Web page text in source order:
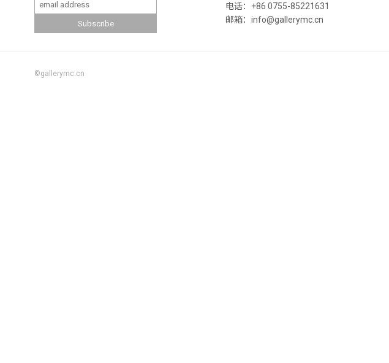
电话：+86 0755-85221631
邮箱：info@gallerymc.cn
©gallerymc.cn